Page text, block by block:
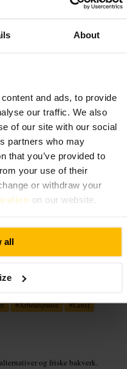
About
and ads, to provide
our traffic. We also
of our site with our social
partners who may
that you’ve provided to
your use of their
or withdraw your
on our website.
bord, særlig i helgene.
appelsinjuice hvis
CROSS
•Kafé
#Arbeidspause #Lunsj
og friske bakverk.